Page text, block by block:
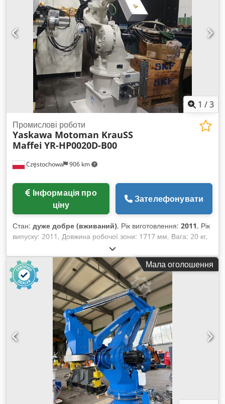
1 /3
Częstochowa 906 km
Промислові роботи
Yaskawa Motoman KrauSS
Maffei YR-HP0020D-B00
ціну
Зателефонувати
Стан: дуже добре (вживаний), Рік виготовлення: 2011, Рік
випуску: 2011, Довжина робочої зони: 1717 мм, Вага: 20 кг,
Dksdpfotxymmjx Abvsr Система керування: DX100
Мала оголошення